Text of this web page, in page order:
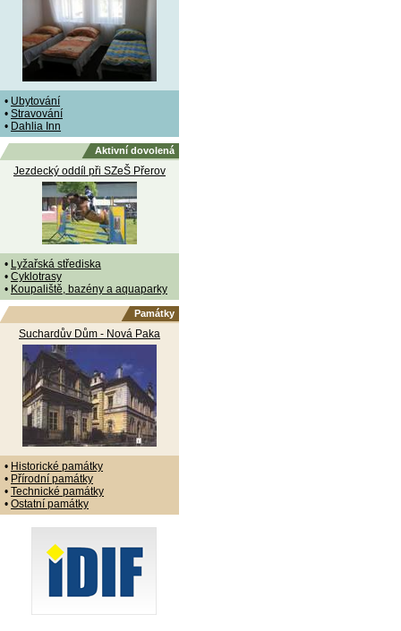
• Ubytování
• Stravování
• Dahlia Inn
Aktivní dovolená
Jezdecký oddíl při SZeŠ Přerov
• Lyžařská střediska
• Cyklotrasy
• Koupaliště, bazény a aquaparky
Památky
Suchardův Dům - Nová Paka
• Historické památky
• Přírodní památky
• Technické památky
• Ostatní památky